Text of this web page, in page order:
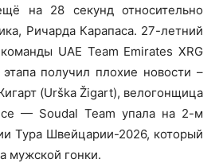
на 28 секунд относительно
Ричарда Карапаса. 27-летний
UAE Team Emirates XRG
получил плохие новости –
(Urška Žigart), велогонщица
— Soudal Team упала на 2-м
Тура Швейцарии-2026, который
мужской гонки.